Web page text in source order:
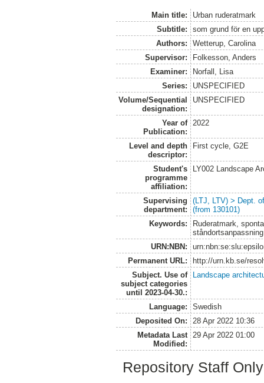
Main title:
Urban ruderatmark
Subtitle:
som grund för en
Authors:
Wetterup, Carolina
Supervisor:
Folkesson, Anders
Examiner:
Norfall, Lisa
Series:
UNSPECIFIED
Volume/Sequential
designation:
UNSPECIFIED
Year of
Publication:
2022
Level and depth
descriptor:
First cycle, G2E
Student's
programme
affiliation:
LY002 Landscape
Supervising
department:
(LTJ, LTV) > Dept.
(from 130101)
Keywords:
Ruderatmark,
URN:NBN:
Permanent URL:
http://urn.kb.se/
Subject. Use of
subject categories
until 2023-04-30.:
Landscape
Language:
Swedish
Deposited On:
28 Apr 2022 10:36
Metadata Last
Modified:
29 Apr 2022 01:00
Repository Staff